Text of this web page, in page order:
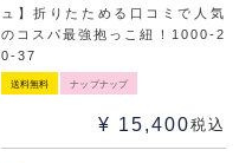
ュ】折りたためる口コミで人気
のコスパ最強抱っこ紐！1000-2
0-37
送料無料 ナップナップ
¥ 15,400税込